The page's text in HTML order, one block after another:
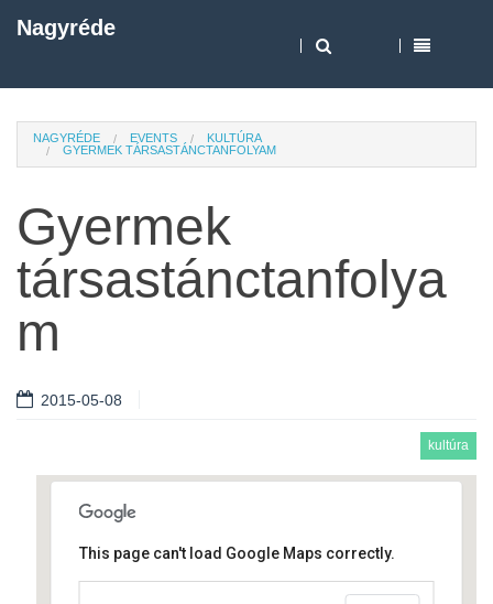
Nagyréde
NAGYRÉDE EVENTS
KULTÚRA
GYERMEK TÁRSASTÁNCTANFOLYAM
Gyermek
társastánctanfolya
m
2015-05-08
kultúra
Művelődési ház
This page can't load Google Maps correctly.